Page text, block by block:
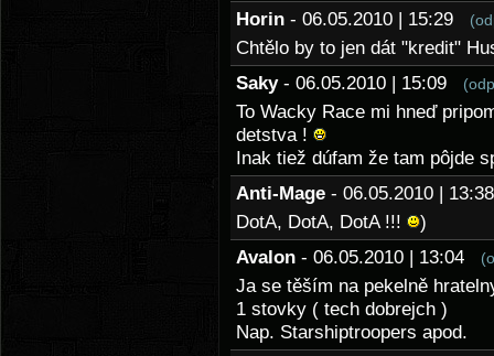
Horin - 06.05.2010 | 15:29
Chtělo by to jen dát "kredit"
Saky - 06.05.2010 | 15:09
To Wacky Race mi hneď
detstva !
Inak tiež dúfam že tam pôjde
Anti-Mage - 06.05.2010 |
DotA, DotA, DotA !!!
)
Avalon - 06.05.2010 | 13:04
Ja se těším na pekelně
1 stovky ( tech dobrejch )
Nap. Starshiptroopers apod.